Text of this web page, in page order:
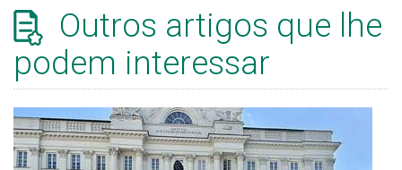
Outros artigos que lhe
podem interessar